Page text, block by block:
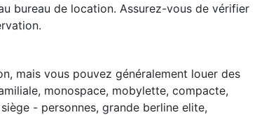
bureau de location. Assurez-vous de vérifier
mais vous pouvez généralement louer des
monospace, mobylette, compacte,
- personnes, grande berline elite,